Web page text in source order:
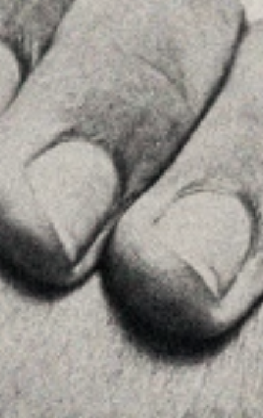
Príncipe de Vergara, 108 , 5ª planta
28002 , Madrid
+34 915759925
Ver en Google Maps
MENU
Home
La Firma
Equipo
Asesoramiento
Insights
Contactar
SÍGUENOS
Linkedin
Instagram
Youtube